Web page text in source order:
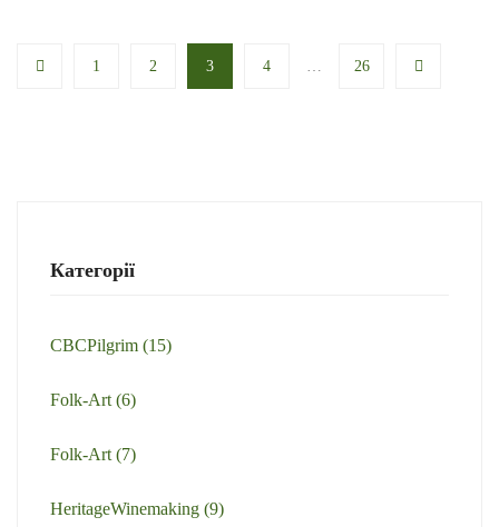
1 2 3 4 … 26
Категорії
CBCPilgrim (15)
Folk-Art (6)
Folk-Art (7)
HeritageWinemaking (9)